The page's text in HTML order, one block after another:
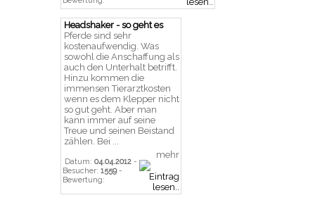
Headshaker - so geht es
Pferde sind sehr
kostenaufwendig. Was
sowohl die Anschaffung als
auch den Unterhalt betrifft.
Hinzu kommen die
immensen Tierarztkosten
wenn es dem Klepper nicht
so gut geht. Aber man
kann immer auf seine
Treue und seinen Beistand
zählen. Bei ...
Datum: 04.04.2012 -
Besucher: 1559-
Bewertung:
mehr